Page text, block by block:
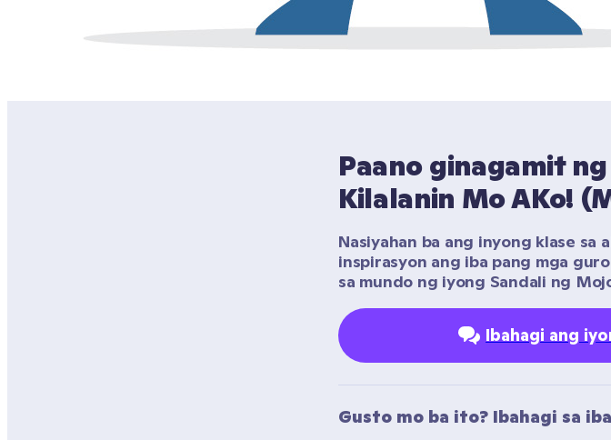
Paano ginagamit
Kilalanin Mo AKo!
Nasiyahan ba ang inyong klase sa
inspirasyon ang iba pang mga
sa mundo ng iyong Sandali ng
Ibahagi ang
Gusto mo ba ito? Ibahagi sa